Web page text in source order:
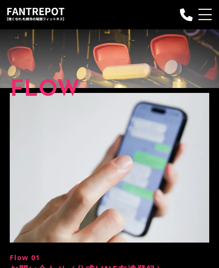
Fantrepotについて
プランのご案内
プログラム
お問い合わせ
Instagram
FLOW
Flow 01